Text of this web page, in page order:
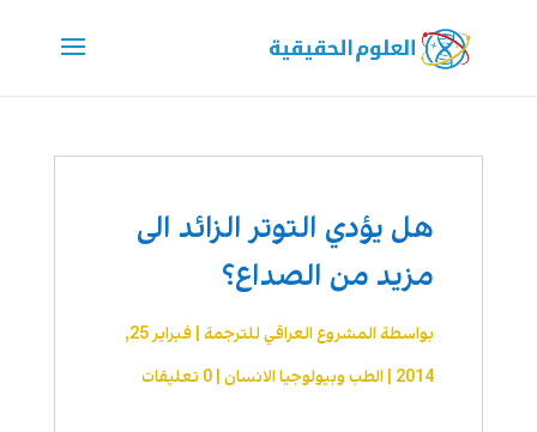
هل يؤدي التوتر الزائد الى
مزيد من الصداع؟
بواسطةالمشروع العراقي للترجمة|
فبراير 25,
2014 الطب وبيولوجيا الانسان| 0 تعليقات